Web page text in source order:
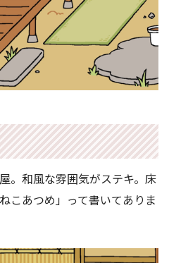
。和風な雰囲気がステキ。床
こあつめ」って書いてありま